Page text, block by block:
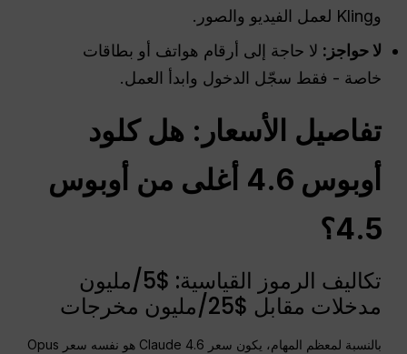
وKling لعمل الفيديو والصور.
لا حواجز: لا حاجة إلى أرقام هواتف أو بطاقات
خاصة - فقط سجّل الدخول وابدأ العمل.
تفاصيل الأسعار: هل كلود
أوبوس 4.6 أغلى من أوبوس
4.5؟
تكاليف الرموز القياسية: $5/مليون
مدخلات مقابل $25/مليون مخرجات
بالنسبة لمعظم المهام، يكون سعر Claude 4.6 هو نفسه سعر Opus